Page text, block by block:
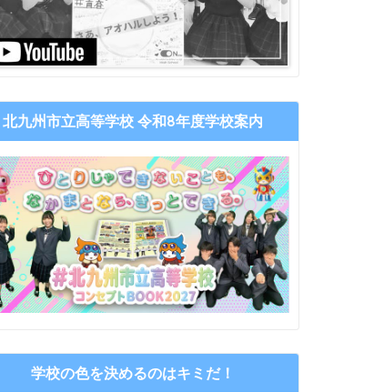
北九州市立高等学校 令和8年度学校案内
学校の色を決めるのはキミだ！